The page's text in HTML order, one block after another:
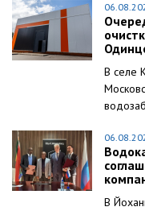
В селе
В